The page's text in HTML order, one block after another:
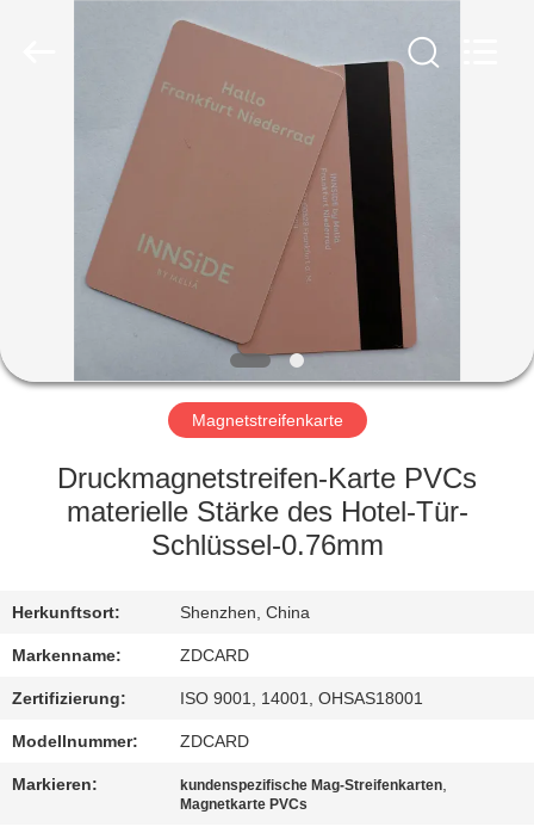
PRODUKTE
ÜBER
FABRIK-
QUALITÄTSKONTROLLE
SIE
MIT
UNS
IN
VERBINDUNG
Magnetstreifenkarte
Druckmagnetstreifen-Karte PVCs
materielle Stärke des Hotel-Tür-
Schlüssel-0.76mm
Herkunftsort: Shenzhen, China
Markenname: ZDCARD
Zertifizierung: ISO 9001, 14001, OHSAS18001
Modellnummer: ZDCARD
Markieren: kundenspezifische Mag-Streifenkarten,
Magnetkarte PVCs